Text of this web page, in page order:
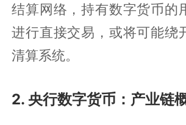
结算网络，持有数字货币的
进行直接交易，或将可能绕
清算系统。
2. 央行数字货币：产业链